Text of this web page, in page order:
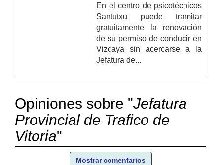
En el centro de psicotécnicos
Santutxu puede tramitar
gratuitamente la renovación
de su permiso de conducir en
Vizcaya sin acercarse a la
Jefatura de...
Opiniones sobre "Jefatura
Provincial de Trafico de
Vitoria"
Mostrar comentarios